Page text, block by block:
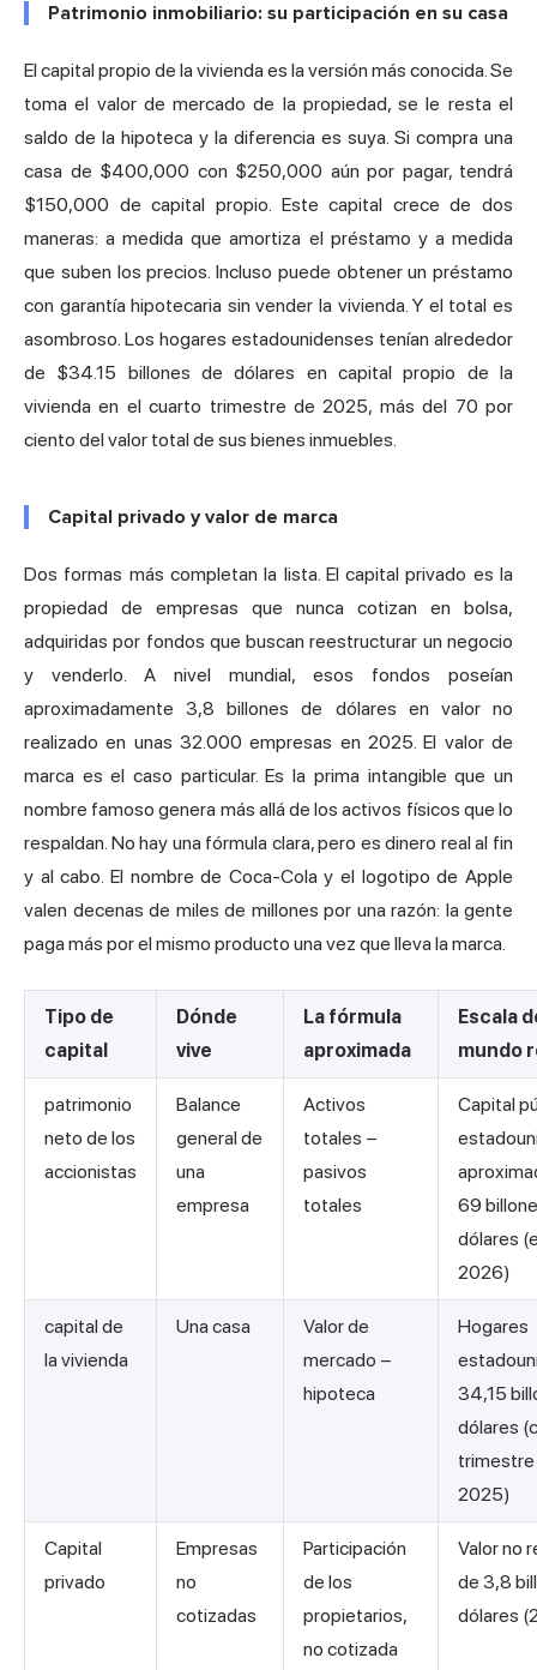
Patrimonio inmobiliario: su participación en su casa
El capital propio de la vivienda es la versión más conocida. Se
toma el valor de mercado de la propiedad, se le resta el
saldo de la hipoteca y la diferencia es suya. Si compra una
casa de $400,000 con $250,000 aún por pagar, tendrá
$150,000 de capital propio. Este capital crece de dos
maneras: a medida que amortiza el préstamo y a medida
que suben los precios. Incluso puede obtener un préstamo
con garantía hipotecaria sin vender la vivienda. Y el total es
asombroso. Los hogares estadounidenses tenían alrededor
de $34.15 billones de dólares en capital propio de la
vivienda en el cuarto trimestre de 2025, más del 70 por
ciento del valor total de sus bienes inmuebles.
Capital privado y valor de marca
Dos formas más completan la lista. El capital privado es la
propiedad de empresas que nunca cotizan en bolsa,
adquiridas por fondos que buscan reestructurar un negocio
y venderlo. A nivel mundial, esos fondos poseían
aproximadamente 3,8 billones de dólares en valor no
realizado en unas 32.000 empresas en 2025. El valor de
marca es el caso particular. Es la prima intangible que un
nombre famoso genera más allá de los activos físicos que lo
respaldan. No hay una fórmula clara, pero es dinero real al fin
y al cabo. El nombre de Coca-Cola y el logotipo de Apple
valen decenas de miles de millones por una razón: la gente
paga más por el mismo producto una vez que lleva la marca.
Tipo de
capital
Dónde
vive
La fórmula
aproximada
Escala
mundo
patrimonio
neto de los
accionistas
Balance
general de
una
empresa
Activos
totales −
pasivos
totales
Capital
69
dólares
2026)
capital de
la vivienda
Una casa
Valor de
mercado −
hipoteca
Hogares
34,15
dólares
2025)
Capital
privado
Empresas
no
cotizadas
Participación
de los
propietarios,
no cotizada
Valor no
de 3,8
dólares